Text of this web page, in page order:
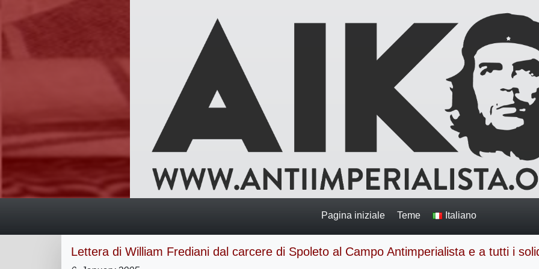
Pagina iniziale Teme Italiano
Lettera di William Frediani dal carcere di Spoleto al Campo Antimperialista e a tutti i